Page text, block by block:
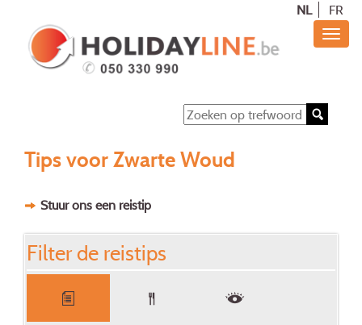
NL FR
Tips voor Zwarte Woud
Stuur ons een reistip
Filter de reistips